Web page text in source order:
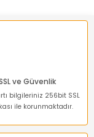
ve Güvenlik
bilgileriniz 256bit SSL
ile korunmaktadır.